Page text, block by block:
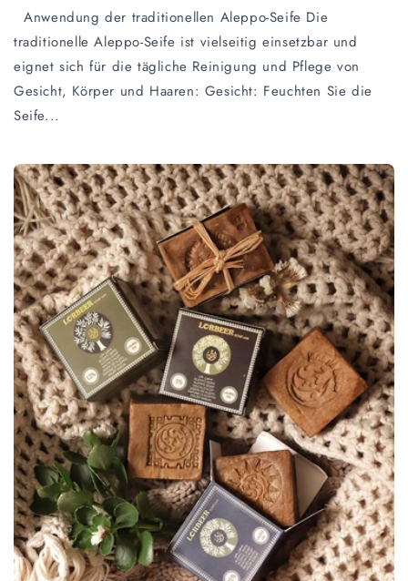
Anwendung der traditionellen Aleppo-Seife Die
traditionelle Aleppo-Seife ist vielseitig einsetzbar und
eignet sich für die tägliche Reinigung und Pflege von
Gesicht, Körper und Haaren: Gesicht: Feuchten Sie die
Seife...